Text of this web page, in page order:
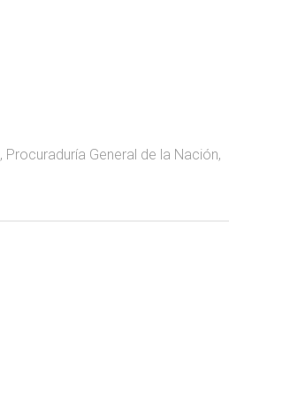
, Procuraduría General de la Nación,